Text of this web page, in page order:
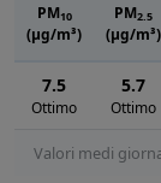
Valori medi
PM10
(μg/m³)
PM2.5
(μg/m³)
7.5
Ottimo
5.7
Ottimo